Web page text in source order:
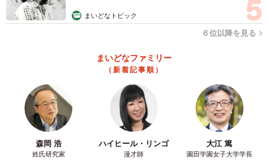
vansのスリッポンを履くことが多いです。こちらも紐がタ
イヤに絡まったりしたら怖いので履くものは選んでいま
店長さんにも“ハーレーに乗るスタッフ”について質問したと
ころ、「普段は女の子らしくて可愛いスタッフです」と答
えてくれました。
当店にはハーレーダビッドソンに乗って通ってくるスタッ
まいどなトピック
６位以降を見る
まいどなファミリー
（新着記事順）
森岡 浩
姓氏研究家
ハイヒール・リンゴ
漫才師
大江 篤
園田学園女子大学学長